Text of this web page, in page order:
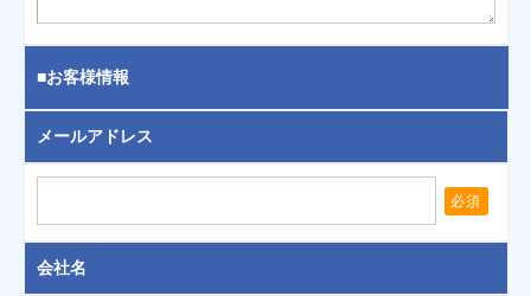
■お客様情報
メールアドレス
必須
会社名